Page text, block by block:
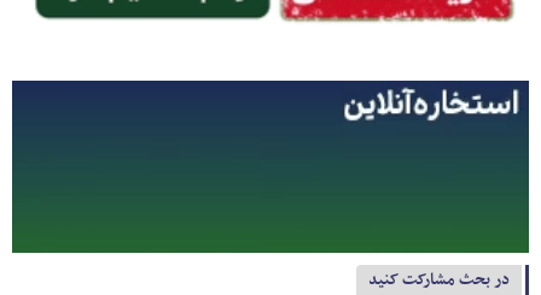
در بحث مشارکت کنید